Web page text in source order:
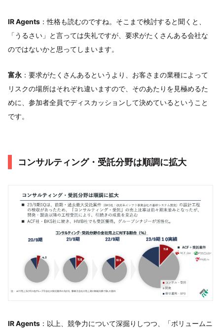
IR Agents ：性格も読むのですね。そこまで検討すると聞くと、
「うるさい」と言っては失礼ですが、要求がたくさんある会社な
のではないかと思ってしまいます。
富永 ：要求がたくさんあるというより、お客さまの業種によって
リスクの場所はそれぞれ違いますので、そのあたりを見極めるた
めに、参加者全員でディスカッションして決めているということ
です。
コンサルティング・受託分野は順調に拡大
IR Agents ：以上、競争力について深掘りしつつ、「ボリュームニ